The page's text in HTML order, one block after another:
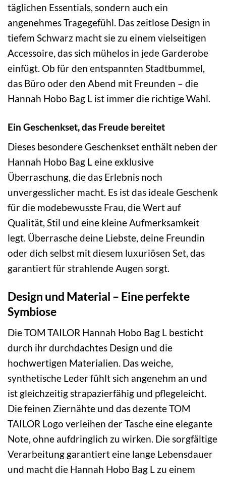
täglichen Essentials, sondern auch ein
angenehmes Tragegefühl. Das zeitlose Design in
tiefem Schwarz macht sie zu einem vielseitigen
Accessoire, das sich mühelos in jede Garderobe
einfügt. Ob für den entspannten Stadtbummel,
das Büro oder den Abend mit Freunden – die
Hannah Hobo Bag L ist immer die richtige Wahl.
Ein Geschenkset, das Freude bereitet
Dieses besondere Geschenkset enthält neben der
Hannah Hobo Bag L eine exklusive
Überraschung, die das Erlebnis noch
unvergesslicher macht. Es ist das ideale Geschenk
für die modebewusste Frau, die Wert auf
Qualität, Stil und eine kleine Aufmerksamkeit
legt. Überrasche deine Liebste, deine Freundin
oder dich selbst mit diesem luxuriösen Set, das
garantiert für strahlende Augen sorgt.
Design und Material – Eine perfekte
Symbiose
Die TOM TAILOR Hannah Hobo Bag L besticht
durch ihr durchdachtes Design und die
hochwertigen Materialien. Das weiche,
synthetische Leder fühlt sich angenehm an und
ist gleichzeitig strapazierfähig und pflegeleicht.
Die feinen Ziernähte und das dezente TOM
TAILOR Logo verleihen der Tasche eine elegante
Note, ohne aufdringlich zu wirken. Die sorgfältige
Verarbeitung garantiert eine lange Lebensdauer
und macht die Hannah Hobo Bag L zu einem